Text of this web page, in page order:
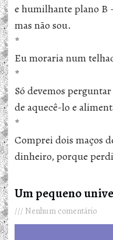
e humilhante plano B
mas não sou.
*
Eu moraria num
*
Só devemos
de aquecê-lo e
*
Comprei dois maços
dinheiro, porque
Um pequeno
Nenhum comentário